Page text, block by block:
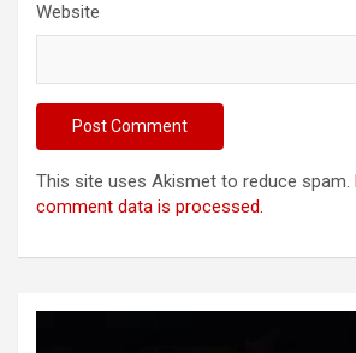
Website
This site uses Akismet to reduce spam.
comment data is processed.